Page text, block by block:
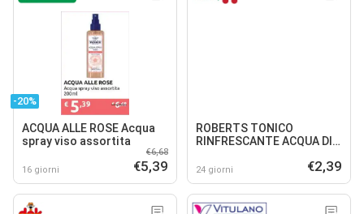
-20%
ACQUA ALLE ROSE Acqua
spray viso assortita
16 giorni
€6,68
€5,39
ROBERTS TONICO
RINFRESCANTE ACQUA DI
24 giorni €2,39